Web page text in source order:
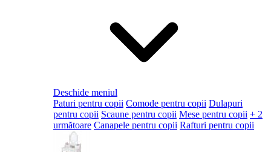
Deschide meniul
Paturi pentru copii Comode pentru copii Dulapuri
pentru copii Scaune pentru copii Mese pentru copii + 2
următoare Canapele pentru copii Rafturi pentru copii